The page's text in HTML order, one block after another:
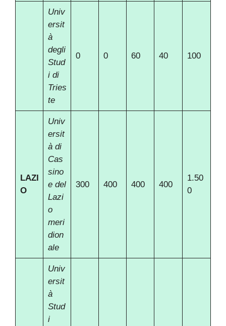
Univ
ersit
à
degli
Stud
i di
Tries
te
0 0 60 40 100
LAZI
O
Univ
ersit
à di
Cas
sino
e del
Lazi
o
meri
dion
ale
300 400 400 400
1.50
0
Univ
ersit
à
Stud
i